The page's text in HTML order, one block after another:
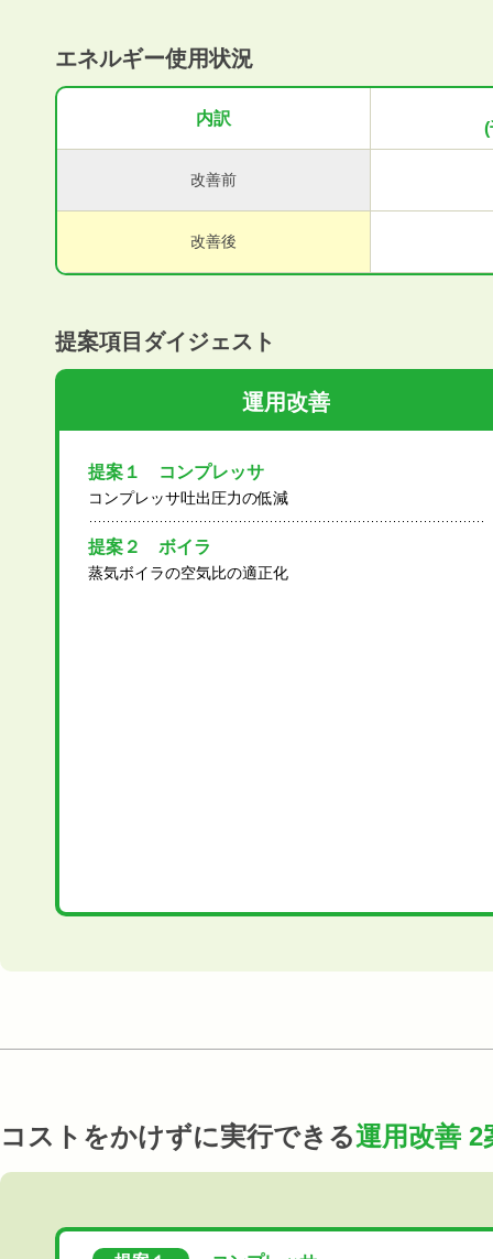
エネルギー使用状況
内訳
(
改善前
改善後
提案項目ダイジェスト
運用改善
提案１ コンプレッサ
コンプレッサ吐出圧力の低減
提案２ ボイラ
蒸気ボイラの空気比の適正化
コストをかけずに実行できる運用改善 2